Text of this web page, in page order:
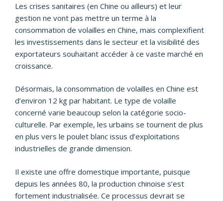
Les crises sanitaires (en Chine ou ailleurs) et leur
gestion ne vont pas mettre un terme à la
consommation de volailles en Chine, mais complexifient
les investissements dans le secteur et la visibilité des
exportateurs souhaitant accéder à ce vaste marché en
croissance.
Désormais, la consommation de volailles en Chine est
d’environ 12 kg par habitant. Le type de volaille
concerné varie beaucoup selon la catégorie socio-
culturelle. Par exemple, les urbains se tournent de plus
en plus vers le poulet blanc issus d’exploitations
industrielles de grande dimension.
Il existe une offre domestique importante, puisque
depuis les années 80, la production chinoise s’est
fortement industrialisée. Ce processus devrait se